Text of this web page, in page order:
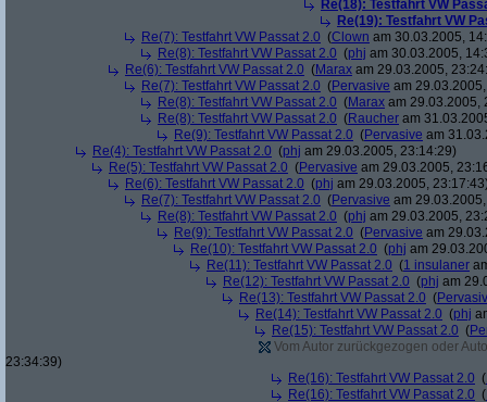
Re(18): Testfahrt VW
Re(19): Testfahrt VW
Re(7): Testfahrt VW Passat 2.0 (Clown am 30.03.2005,
Re(8): Testfahrt VW Passat 2.0 (phj am 30.03.2005,
Re(6): Testfahrt VW Passat 2.0 (Marax am 29.03.2005,
Re(7): Testfahrt VW Passat 2.0 (Pervasive am
Re(8): Testfahrt VW Passat 2.0 (Marax am 29.03.2005,
Re(8): Testfahrt VW Passat 2.0 (Raucher am
Re(9): Testfahrt VW Passat 2.0 (Pervasive am
Re(4): Testfahrt VW Passat 2.0 (phj am 29.03.2005, 23:14:29)
Re(5): Testfahrt VW Passat 2.0 (Pervasive am 29.03.2005,
Re(6): Testfahrt VW Passat 2.0 (phj am 29.03.2005,
Re(7): Testfahrt VW Passat 2.0 (Pervasive am
Re(8): Testfahrt VW Passat 2.0 (phj am 29.03.2005,
Re(9): Testfahrt VW Passat 2.0 (Pervasive am
Re(10): Testfahrt VW Passat 2.0 (phj am
Re(11): Testfahrt VW Passat 2.0 (1 insulaner
Re(12): Testfahrt VW Passat 2.0 (phj am
Re(13): Testfahrt VW Passat 2.0 (
Re(14): Testfahrt VW Passat 2.0 (phj
Re(15): Testfahrt VW Passat 2.0 (
Vom Autor zurückgezogen oder
23:34:39)
Re(16): Testfahrt VW Passat 2.0 (
Re(16): Testfahrt VW Passat 2.0 (